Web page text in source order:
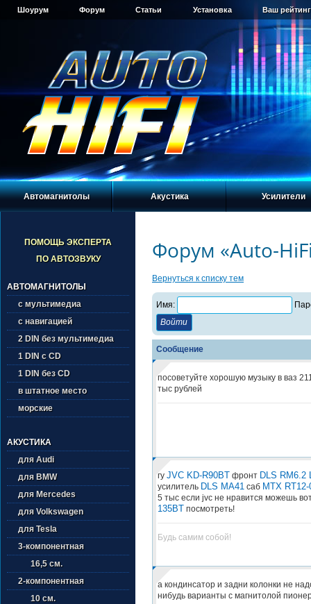
Шоурум Форум Статьи Установка Ваш
Автомагнитолы Акустика Усилители
ПОМОЩЬ ЭКСПЕРТА
ПО АВТОЗВУКУ
АВТОМАГНИТОЛЫ
с мультимедиа
с навигацией
2 DIN без мультимедиа
1 DIN с CD
1 DIN без CD
в штатное место
морские
АКУСТИКА
для Audi
для BMW
для Mercedes
для Volkswagen
для Tesla
3-компонентная
16,5 см.
2-компонентная
10 см.
Форум «Auto-
Вернуться к списку тем
Имя:
Сообщение
посоветуйте хорошую музыку в ваз
тыс рублей
гу JVC KD-R90BT фронт DLS RM6.2
усилитель DLS MA41саб MTX
5 тыс если jvc не нравится можешь
135BT посмотреть!
Будь самим собой!
а кондинсатор и задни колонки не
нибудь варианты с магнитолой